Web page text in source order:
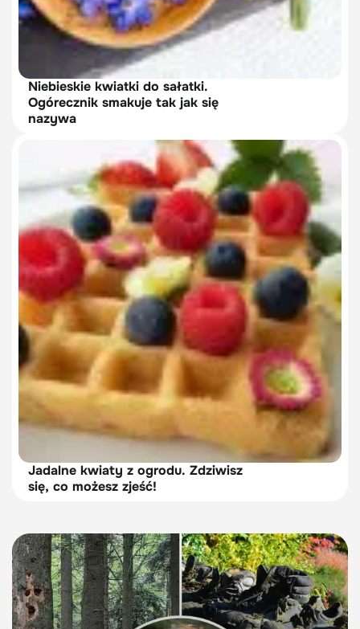
Niebieskie kwiatki do sałatki.
Ogórecznik smakuje tak jak się
nazywa
Jadalne kwiaty z ogrodu. Zdziwisz
się, co możesz zjeść!